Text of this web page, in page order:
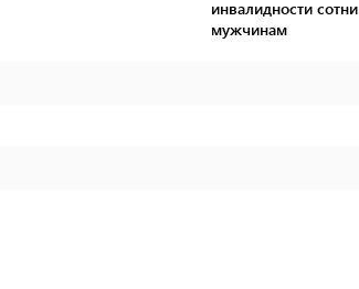
инвалидности сотни
мужчинам